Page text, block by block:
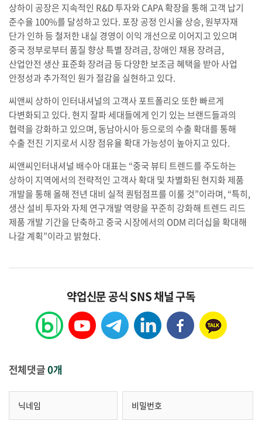
상하이 공장은 지속적인 R&D 투자와 CAPA 확장을 통해 고객 납기
준수율 100%를 달성하고 있다. 포장 공정 인시율 상승, 원부자재
단가 인하 등 철저한 내실 경영이 이익 개선으로 이어지고 있으며
중국 정부로부터 품질 향상 특별 장려금, 장애인 채용 장려금,
산업안전 생산 표준화 장려금 등 다양한 보조금 혜택을 받아 사업
안정성과 추가적인 원가 절감을 실현하고 있다.
씨앤씨 상하이 인터내셔널의 고객사 포트폴리오 또한 빠르게
다변화되고 있다. 현지 잘파 세대들에게 인기 있는 브랜드들과의
협력을 강화하고 있으며, 동남아시아 등으로의 수출 확대를 통해
수출 전진 기지로서 시장 점유율 확대 가능성이 높아지고 있다.
씨앤씨인터내셔널 배수아 대표는 “중국 뷰티 트렌드를 주도하는
상하이 지역에서의 전략적인 고객사 확대 및 차별화된 현지화 제품
개발을 통해 올해 전년 대비 실적 퀀텀점프를 이룰 것”이라며, “특히,
생산 설비 투자와 자체 연구개발 역량을 꾸준히 강화해 트렌드 리드
제품 개발 기간을 단축하고 중국 시장에서의 ODM 리더십을 확대해
나갈 계획”이라고 밝혔다.
약업신문 공식 SNS 채널 구독
전체댓글0개